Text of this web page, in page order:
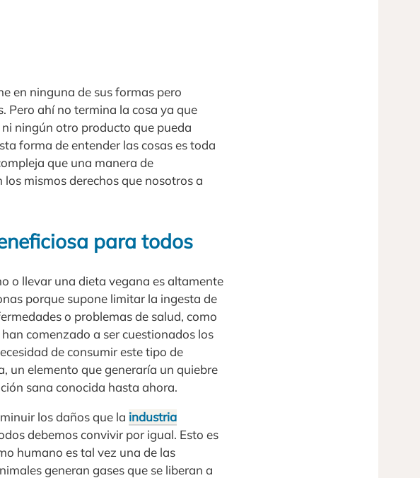
en ninguna de sus formas pero
Pero ahí no termina la cosa ya que
ningún otro producto que pueda
forma de entender las cosas es toda
que una manera de
mismos derechos que nosotros a
para todos
o llevar una dieta vegana es altamente
porque supone limitar la ingesta de
o problemas de salud, como
comenzado a ser cuestionados los
de consumir este tipo de
un elemento que generaría un quiebre
sana conocida hasta ahora.
los daños que la industria
debemos convivir por igual. Esto es
humano es tal vez una de las
generan gases que se liberan a